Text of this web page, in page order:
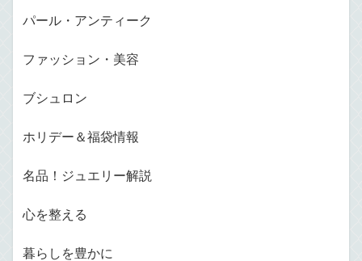
パール・アンティーク
ファッション・美容
ブシュロン
ホリデー＆福袋情報
名品！ジュエリー解説
心を整える
暮らしを豊かに